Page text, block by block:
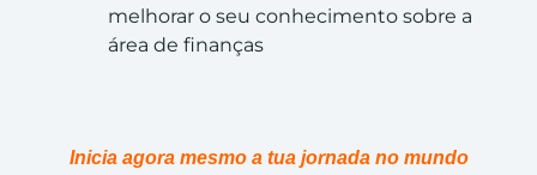
melhorar o seu conhecimento sobre a
área de finanças
Inicia agora mesmo a tua jornada no mundo